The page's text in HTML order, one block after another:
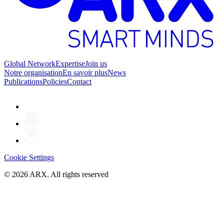
Global NetworkExpertiseJoin us
Notre organisationEn savoir plusNews
PublicationsPoliciesContact
Cookie Settings
© 2026 ARX. All rights reserved